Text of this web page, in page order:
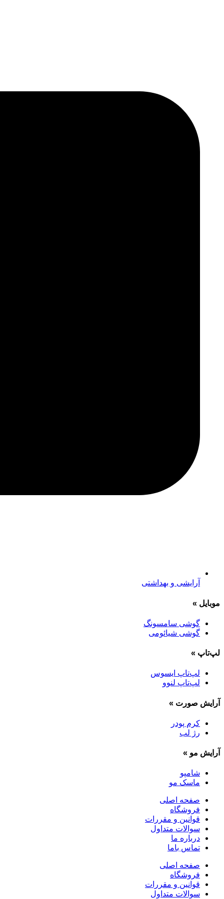
آرایشی و بهداشتی
موبایل »
گوشی سامسونگ
گوشی شیائومی
لپ‌تاپ »
لپ‌تاپ ایسوس
لپ‌تاپ لنوو
آرایش صورت »
کرم پودر
رژ لب
آرایش مو »
شامپو
ماسک مو
صفحه اصلی
فروشگاه
قوانین و مقررات
سوالات متداول
درباره ما
تماس باما
صفحه اصلی
فروشگاه
قوانین و مقررات
سوالات متداول